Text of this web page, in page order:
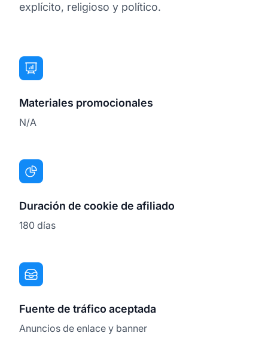
explícito, religioso y político.
Materiales promocionales
N/A
Duración de cookie de afiliado
180 días
Fuente de tráfico aceptada
Anuncios de enlace y banner